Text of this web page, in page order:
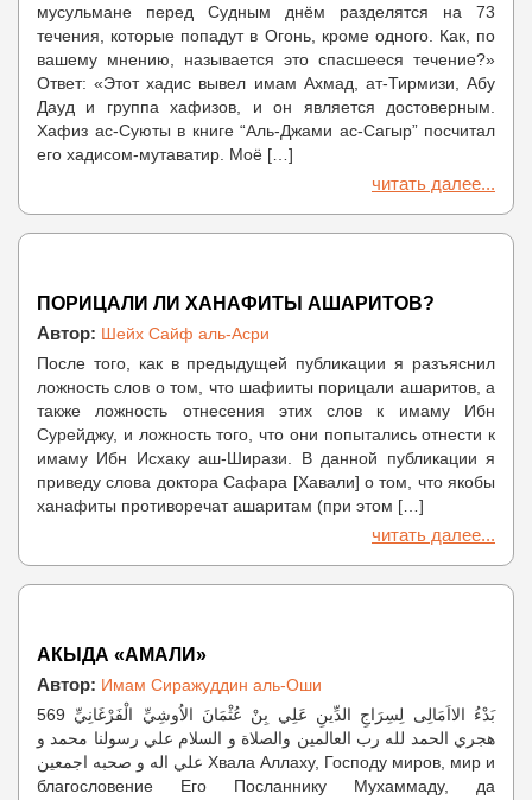
мусульмане перед Судным днём разделятся на 73
течения, которые попадут в Огонь, кроме одного. Как, по
вашему мнению, называется это спасшееся течение?»
Ответ: «Этот хадис вывел имам Ахмад, ат-Тирмизи, Абу
Дауд и группа хафизов, и он является достоверным.
Хафиз ас-Суюты в книге “Аль-Джами ас-Сагыр” посчитал
его хадисом-мутаватир. Моё […]
читать далее...
ПОРИЦАЛИ ЛИ ХАНАФИТЫ АШАРИТОВ?
Автор: Шейх Сайф аль-Асри
После того, как в предыдущей публикации я разъяснил
ложность слов о том, что шафииты порицали ашаритов, а
также ложность отнесения этих слов к имаму Ибн
Сурейджу, и ложность того, что они попытались отнести к
имаму Ибн Исхаку аш-Ширази. В данной публикации я
приведу слова доктора Сафара [Хавали] о том, что якобы
ханафиты противоречат ашаритам (при этом […]
читать далее...
АКЫДА «АМАЛИ»
Автор: Имам Сиражуддин аль-Оши
بَدْءُ الااَمَالِى لِسِرَاجِ الدِّينِ عَلِي بِنْ عُثْمَانَ الاُوشِيِّ الْفَرْغَانِيِّ 569
هجري الحمد لله رب العالمين والصلاة و السلام علي رسولنا محمد و
علي اله و صحبه اجمعين Хвала Аллаху, Господу миров, мир и
благословение Его Посланнику Мухаммаду, да